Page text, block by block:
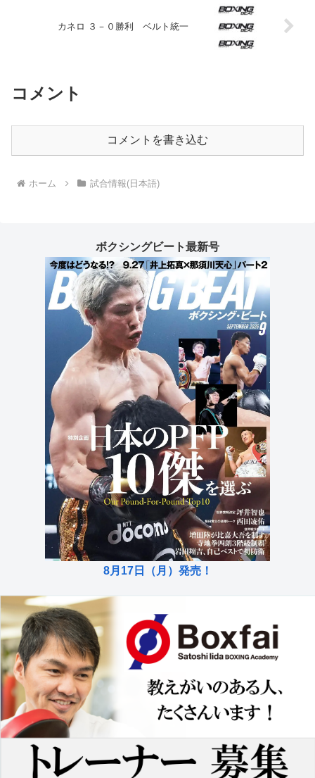
カネロ ３－０勝利 ベルト統一
コメント
コメントを書き込む
ホーム 試合情報(日本語)
ボクシングビート最新号
8月17日（月）発売！